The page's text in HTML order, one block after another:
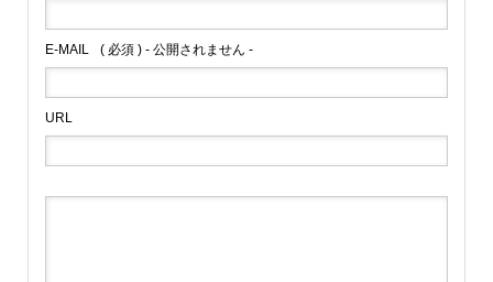
E-MAIL ( 必須 ) - 公開されません -
URL